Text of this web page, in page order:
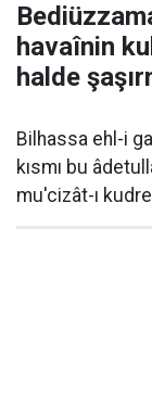
havaînin
halde
Bilhassa ehl-i
kısmı bu
mu'cizât-ı